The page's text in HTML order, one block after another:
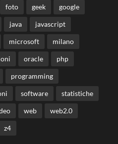
foto geek google
java javascript
microsoft milano
oracle php
programming
software statistiche
web web2.0
z4